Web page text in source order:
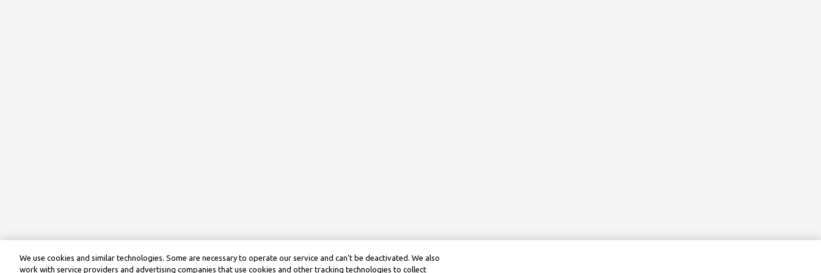
We use cookies and similar technologies. Some are necessary to operate our service and can’t be deactivated. We also
work with service providers and advertising companies that use cookies and other tracking technologies to collect